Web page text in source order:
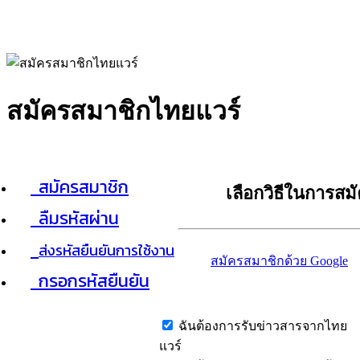
สมัครสมาชิกไทยแวร์
สมัครสมาชิก
ลืมรหัสผ่าน
ส่งรหัสยืนยันการใช้งาน
กรอกรหัสยืนยัน
เลือกวิธีในการส
สมัครสมาชิกด้วย Google
ฉันต้องการรับข่าวสารจากไทย
แวร์